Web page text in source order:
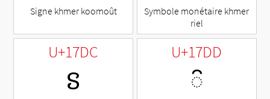
Signe khmer koomoût
Symbole monétaire khmer
riel
U+17DC
ៜ
U+17DD
◌៝